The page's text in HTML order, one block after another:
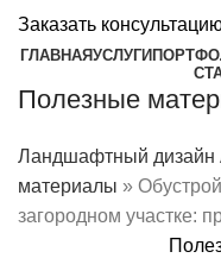
Заказать
ГЛАВНАЯУСЛУГИ
Полезные
Ландшафтный дизайн
материалы »
загородном участке: